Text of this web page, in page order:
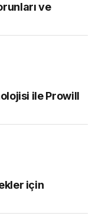
ve
ile Prowill
için